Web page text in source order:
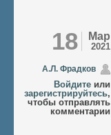
18 Мар
2021
А.Л. Фрадков
Войдите или
зарегистрируйтесь,
чтобы отправлять
комментарии